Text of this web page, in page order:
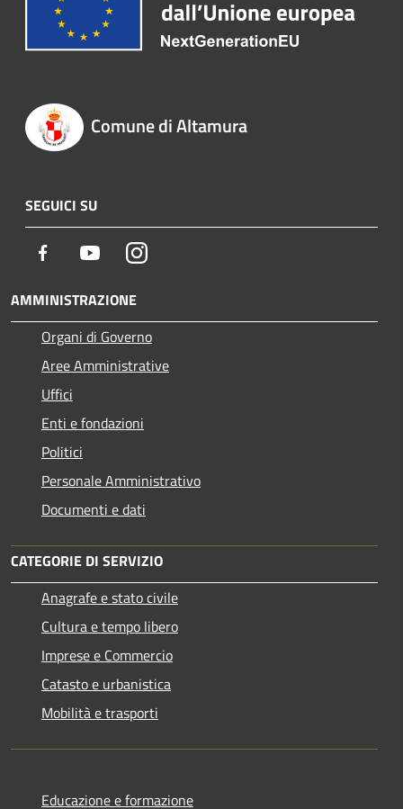
Comune di Altamura
SEGUICI SU
Facebook YoutubeInstagram
AMMINISTRAZIONE
Organi di Governo
Aree Amministrative
Uffici
Enti e fondazioni
Politici
Personale Amministrativo
Documenti e dati
CATEGORIE DI SERVIZIO
Anagrafe e stato civile
Cultura e tempo libero
Imprese e Commercio
Catasto e urbanistica
Mobilità e trasporti
Educazione e formazione